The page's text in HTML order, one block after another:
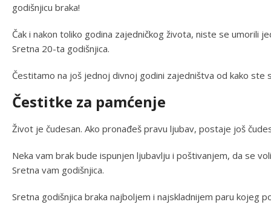
godišnjicu braka!
Čak i nakon toliko godina zajedničkog života, niste se umorili
Sretna 20-ta godišnjica.
Čestitamo na još jednoj divnoj godini zajedništva od kako ste
Čestitke za pamćenje
Život je čudesan. Ako pronađeš pravu ljubav, postaje još
Neka vam brak bude ispunjen ljubavlju i poštivanjem, da se
Sretna vam godišnjica.
Sretna godišnjica braka najboljem i najskladnijem paru kojeg